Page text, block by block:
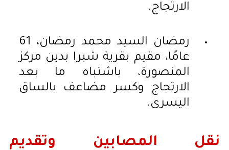
الارتجاج.
رمضان السيد محمد رمضان، 61
عامًا، مقيم بقرية شبرا بدين مركز
المنصورة، باشتباه ما بعد
الارتجاج وكسر مضاعف بالساق
اليسرى.
نقل المصابين وتقديم